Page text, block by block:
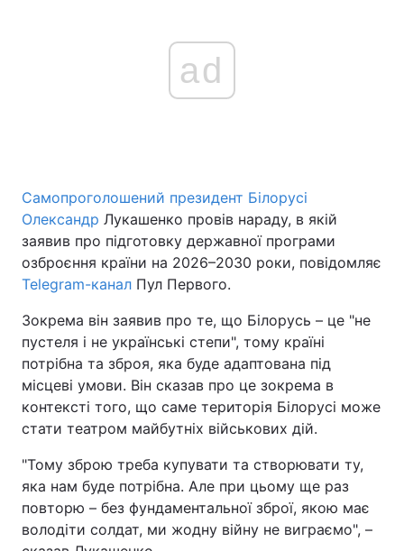
Головна Війна
Україна Політика
Економіка Світ
Спорт Наука
Техно і зв'язок Лайт
Зброя Інциденти
Цікавинки Погода
Екологія Регіони
ad
Самопроголошений президент Білорусі
Олександр Лукашенко провів нараду, в якій
заявив про підготовку державної програми
озброєння країни на 2026–2030 роки, повідомляє
Telegram-канал Пул Первого.
Зокрема він заявив про те, що Білорусь – це "не
пустеля і не українські степи", тому країні
потрібна та зброя, яка буде адаптована під
місцеві умови. Він сказав про це зокрема в
контексті того, що саме територія Білорусі може
стати театром майбутніх військових дій.
"Тому зброю треба купувати та створювати ту,
яка нам буде потрібна. Але при цьому ще раз
повторю – без фундаментальної зброї, якою має
володіти солдат, ми жодну війну не виграємо", –